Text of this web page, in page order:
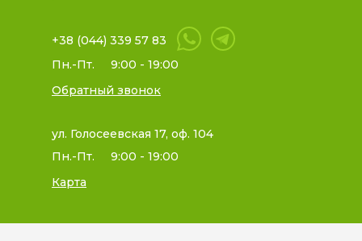
+38 (044) 339 57 83
Пн.-Пт.
9:00 - 19:00
Обратный звонок
ул. Голосеевская 17, оф. 104
Пн.-Пт.
9:00 - 19:00
Карта